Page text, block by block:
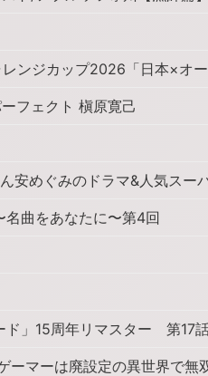
ンジカップ2026「日本×オ
フェクト 槇原寛己
安めぐみのドラマ&人気スー
曲をあなたに〜第4回
ド」15周年リマスター 第17
マーは廃設定の異世界で無